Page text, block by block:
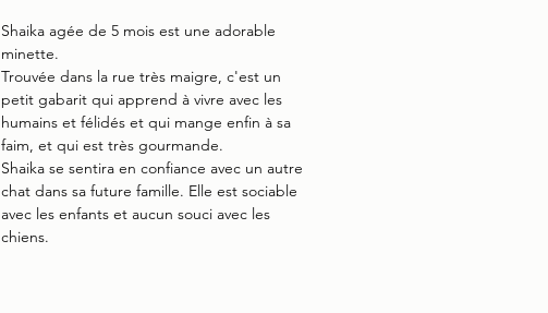
Shaika agée de 5 mois est une adorable
minette.
Trouvée dans la rue très maigre, c'est un
petit gabarit qui apprend à vivre avec les
humains et félidés et qui mange enfin à sa
faim, et qui est très gourmande.
Shaika se sentira en confiance avec un autre
chat dans sa future famille. Elle est sociable
avec les enfants et aucun souci avec les
chiens.